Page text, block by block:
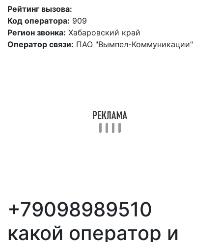
Рейтинг вызова:
Код оператора: 909
Регион звонка: Хабаровский край
Оператор связи: ПАО "Вымпел-Коммуникации"
+79098989510
какой оператор и